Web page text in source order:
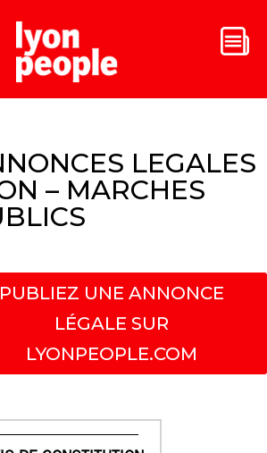
LEGALES
– MARCHES
PUBLIEZ UNE ANNONCE
LÉGALE SUR
LYONPEOPLE.COM